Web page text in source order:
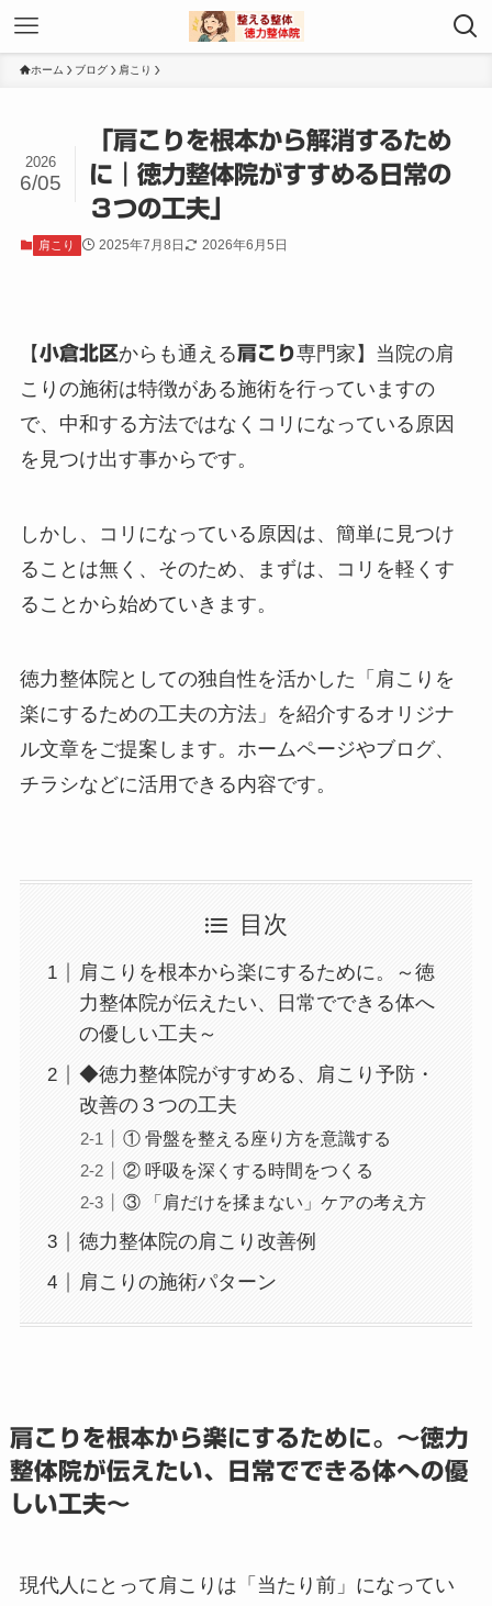
ホーム ブログ 肩こり
「肩こりを根本から解消するため
に｜徳力整体院がすすめる日常の
３つの工夫」
2026
6/05
肩こり 2025年7月8日 2026年6月5日
【小倉北区からも通える肩こり専門家】当院の肩
こりの施術は特徴がある施術を行っていますの
で、中和する方法ではなくコリになっている原因
を見つけ出す事からです。
しかし、コリになっている原因は、簡単に見つけ
ることは無く、そのため、まずは、コリを軽くす
ることから始めていきます。
徳力整体院としての独自性を活かした「肩こりを
楽にするための工夫の方法」を紹介するオリジナ
ル文章をご提案します。ホームページやブログ、
チラシなどに活用できる内容です。
目次
肩こりを根本から楽にするために。～徳
力整体院が伝えたい、日常でできる体へ
の優しい工夫～
◆徳力整体院がすすめる、肩こり予防・
改善の３つの工夫
① 骨盤を整える座り方を意識する
② 呼吸を深くする時間をつくる
③ 「肩だけを揉まない」ケアの考え方
徳力整体院の肩こり改善例
肩こりの施術パターン
肩こりを根本から楽にするために。～徳力
整体院が伝えたい、日常でできる体への優
しい工夫～
現代人にとって肩こりは「当たり前」になってい